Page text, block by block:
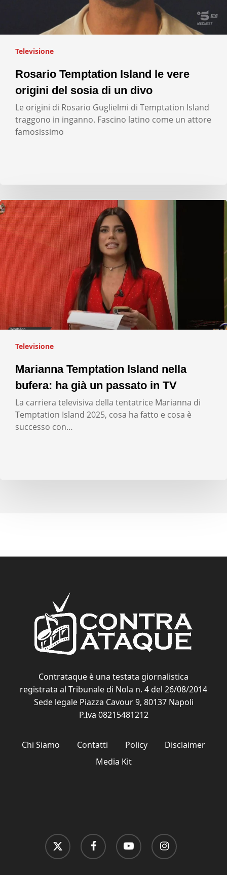
Televisione
Rosario Temptation Island le vere
origini del sosia di un divo
Le origini di Rosario Guglielmi di Temptation Island
traggono in inganno. Fascino latino come un attore
famosissimo
Televisione
Marianna Temptation Island nella
bufera: ha già un passato in TV
La carriera televisiva della tentatrice Marianna di
Temptation Island 2025, cosa ha fatto e cosa è
successo con…
Contrataque è una testata giornalistica
registrata al Tribunale di Nola n. 4 del 26/08/2014
Sede legale Piazza Cavour 9, 80137 Napoli
P.Iva 08215481212
Chi Siamo Contatti Policy
Disclaimer
Media Kit
x-
twitter
facebook youtube instagram